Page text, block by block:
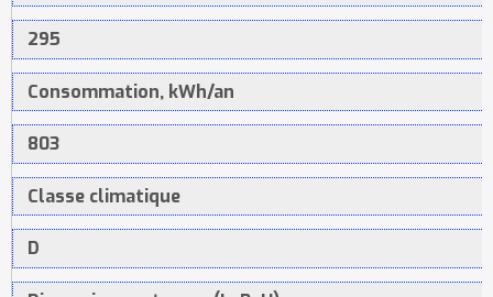
295
Consommation, kWh/an
803
Classe climatique
D